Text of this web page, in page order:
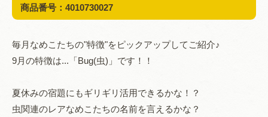
商品番号：4010730027
毎月なめこたちの"特徴"をピックアップしてご紹介♪
9月の特徴は...「Bug(虫)」です！！
夏休みの宿題にもギリギリ活用できるかな！？
虫関連のレアなめこたちの名前を言えるかな？